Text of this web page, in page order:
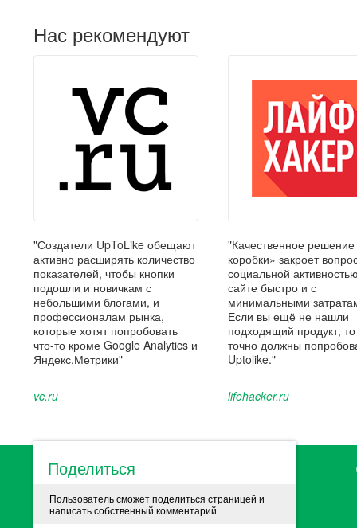
Нас рекомендуют
"Создатели UpToLike обещают
активно расширять количество
показателей, чтобы кнопки
подошли и новичкам с
небольшими блогами, и
профессионалам рынка,
которые хотят попробовать
что-то кроме Google Analytics и
Яндекс.Метрики"
vc.ru
"Качественное решение
коробки» закроет
социальной
сайте быстро и с
минимальными
Если вы ещё не нашли
подходящий продукт,
точно должны
Uptolike."
lifehacker.ru
Поделиться
Пользователь сможет поделиться страницей и
написать собственный комментарий